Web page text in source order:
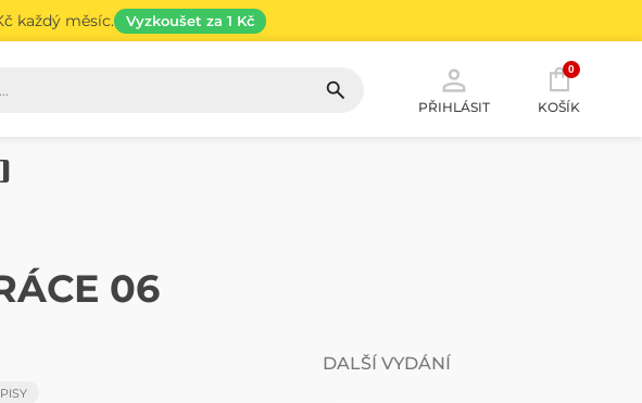
každý měsíc. Vyzkoušet za 1 Kč
PŘIHLÁSIT
0
KOŠÍK
06
DALŠÍ VYDÁNÍ